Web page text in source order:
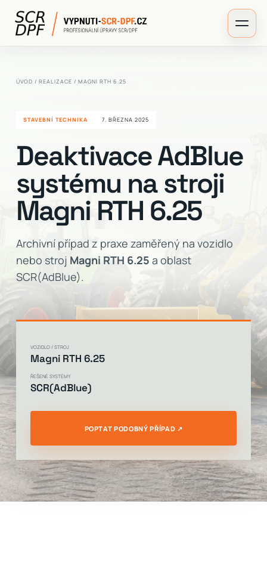
ÚVOD / REALIZACE / MAGNI RTH 6.25
STAVEBNÍ TECHNIKA 7. BŘEZNA 2025
Deaktivace AdBlue
systému na stroji
Magni RTH 6.25
Archivní případ z praxe zaměřený na vozidlo
nebo stroj Magni RTH 6.25 a oblast
SCR(AdBlue).
VOZIDLO / STROJ
Magni RTH 6.25
ŘEŠENÉ SYSTÉMY
SCR(AdBlue)
POPTAT PODOBNÝ PŘÍPAD ↗